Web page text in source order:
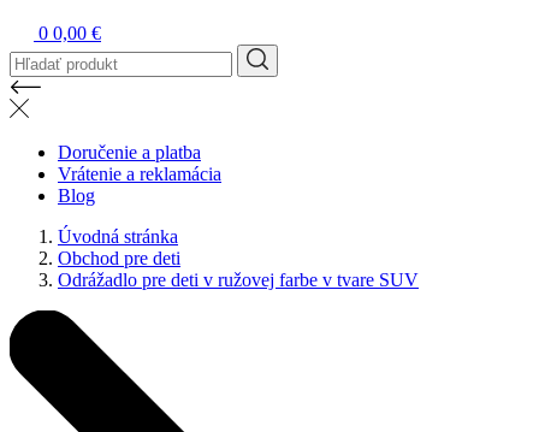
0 0,00 €
Doručenie a platba
Vrátenie a reklamácia
Blog
Úvodná stránka
Obchod pre deti
Odrážadlo pre deti v ružovej farbe v tvare SUV